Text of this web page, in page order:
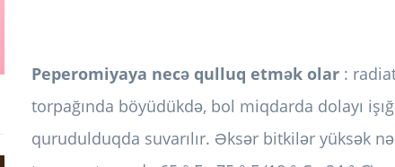
Peperomiyaya necə qulluq etmək olar :
torpağında böyüdükdə, bol miqdarda dolayı
qurudulduqda suvarılır. Əksər bitkilər yüksək